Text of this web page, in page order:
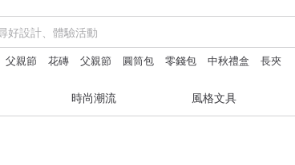
父親節 花磚 父親節 圓筒包 零錢包 中秋禮盒 長夾
時尚潮流 風格文具